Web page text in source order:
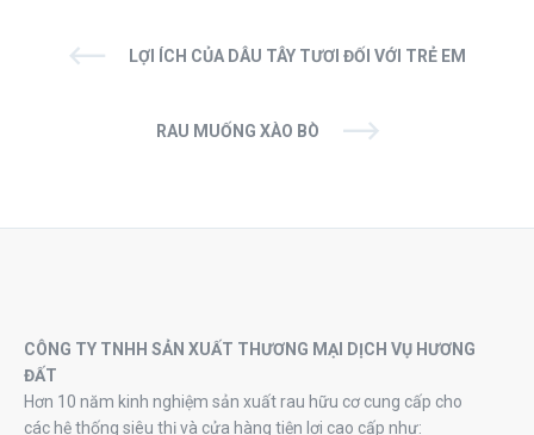
LỢI ÍCH CỦA DÂU TÂY TƯƠI ĐỐI VỚI TRẺ EM
RAU MUỐNG XÀO BÒ
CÔNG TY TNHH SẢN XUẤT THƯƠNG MẠI DỊCH VỤ HƯƠNG
ĐẤT
Hơn 10 năm kinh nghiệm sản xuất rau hữu cơ cung cấp cho
các hệ thống siêu thị và cửa hàng tiện lợi cao cấp như: